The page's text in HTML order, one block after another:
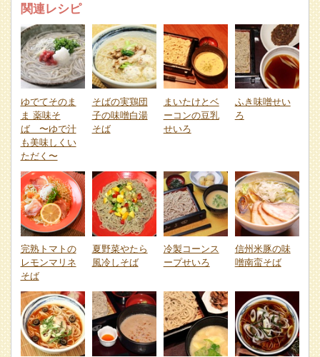
関連レシピ
ゆでてそのま
ま 薬味そ
ば 〜ゆで汁
も美味しくい
ただく〜
そばの実鶏団
子の味噌白湯
そば
まいたけとベ
ーコンの豆乳
せいろ
ふき味噌せい
ろ
完熟トマトの
レモンマリネ
そば
夏野菜やたら
風冷しそば
冷製コーンス
ープせいろ
信州米豚の味
噌南蛮そば